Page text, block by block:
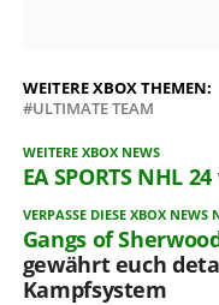
WEITERE XBOX THEMEN:
ULTIMATE TEAM
WEITERE XBOX NEWS
EA SPORTS NHL 24
VERPASSE DIESE XBOX NEWS
Gangs of
gewährt euch
Kampfsystem